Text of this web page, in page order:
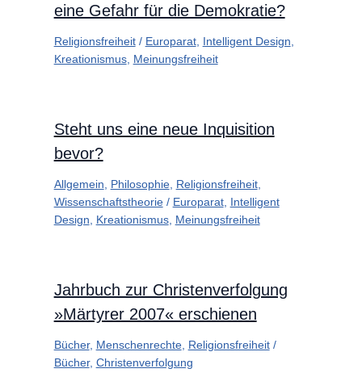
eine Gefahr für die Demokratie?
Religionsfreiheit/ Europarat, Intelligent Design
Kreationismus, Meinungsfreiheit
Steht uns eine neue Inquisition
bevor?
Allgemein Philosophie, Religionsfreiheit,
Wissenschaftstheorie/ Europarat, Intelligent
Design
Kreationismus, Meinungsfreiheit
Jahrbuch zur Christenverfolgung
»Märtyrer 2007« erschienen
Bücher, Menschenrechte, Religionsfreiheit/
Bücher, Christenverfolgung